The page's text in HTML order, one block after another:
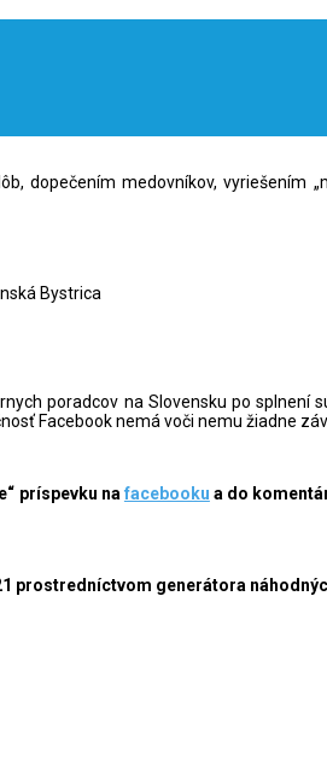
dopečením medovníkov,
Bystrica
poradcov na Slovensku po splnení
Facebook nemá voči nemu žiadne
príspevku na facebooku a do
prostredníctvom generátora